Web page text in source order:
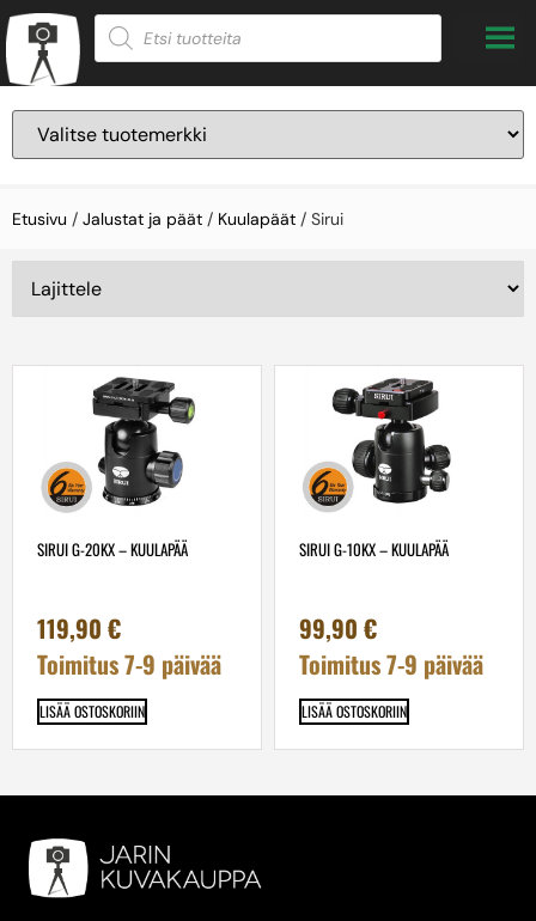
Etusivu / Jalustat ja päät / Kuulapäät / Sirui
SIRUI G-20KX – KUULAPÄÄ
119,90 €
Toimitus 7-9 päivää
LISÄÄ OSTOSKORIIN
SIRUI G-10KX – KUULAPÄÄ
99,90 €
Toimitus 7-9 päivää
LISÄÄ OSTOSKORIIN